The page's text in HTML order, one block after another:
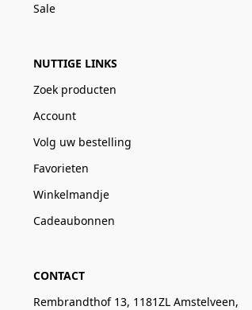
Sale
NUTTIGE LINKS
Zoek producten
Account
Volg uw bestelling
Favorieten
Winkelmandje
Cadeaubonnen
CONTACT
Rembrandthof 13, 1181ZL Amstelveen,